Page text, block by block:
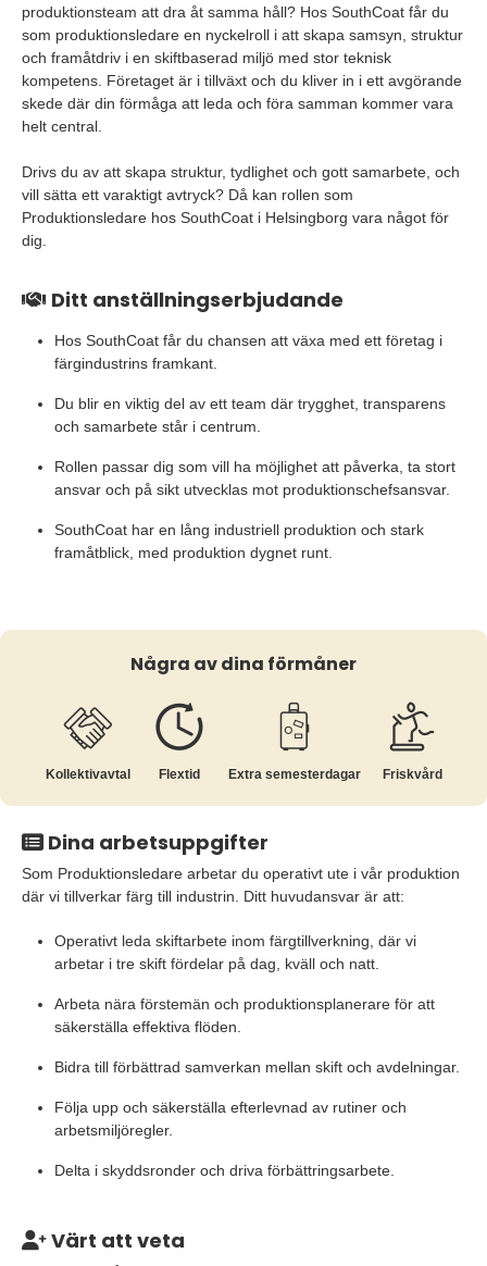
produktionsteam att dra åt samma håll? Hos SouthCoat får du
som produktionsledare en nyckelroll i att skapa samsyn, struktur
och framåtdriv i en skiftbaserad miljö med stor teknisk
kompetens. Företaget är i tillväxt och du kliver in i ett avgörande
skede där din förmåga att leda och föra samman kommer vara
helt central.
Drivs du av att skapa struktur, tydlighet och gott samarbete, och
vill sätta ett varaktigt avtryck? Då kan rollen som
Produktionsledare hos SouthCoat i Helsingborg vara något för
dig.
Ditt anställningserbjudande
Hos SouthCoat får du chansen att växa med ett företag i
färgindustrins framkant.
Du blir en viktig del av ett team där trygghet, transparens
och samarbete står i centrum.
Rollen passar dig som vill ha möjlighet att påverka, ta stort
ansvar och på sikt utvecklas mot produktionschefsansvar.
SouthCoat har en lång industriell produktion och stark
framåtblick, med produktion dygnet runt.
Några av dina förmåner
Kollektiv­avtal Flextid Extra semesterdagar Friskvård
Dina arbetsuppgifter
Som Produktionsledare arbetar du operativt ute i vår produktion
där vi tillverkar färg till industrin. Ditt huvudansvar är att:
Operativt leda skiftarbete inom färgtillverkning, där vi
arbetar i tre skift fördelar på dag, kväll och natt.
Arbeta nära förstemän och produktionsplanerare för att
säkerställa effektiva flöden.
Bidra till förbättrad samverkan mellan skift och avdelningar.
Följa upp och säkerställa efterlevnad av rutiner och
arbetsmiljöregler.
Delta i skyddsronder och driva förbättringsarbete.
Värt att veta